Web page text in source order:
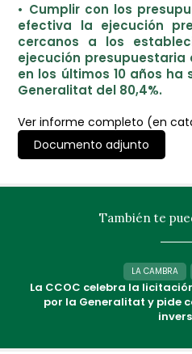
• Cumplir con los
efectiva la ejecución
cercanos a los
ejecución presupuestaria
en los últimos 10 años ha
Generalitat del 80,4%.
Ver informe completo (en
Documento adjunto
También te
LA CAMBRA
La CCOC celebra la
por la Generalitat y pide